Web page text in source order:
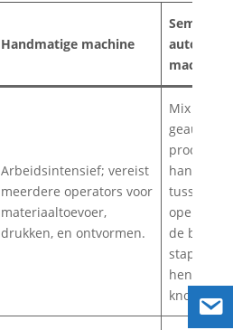
Handmatige machine
Semi-
machine
Arbeidsintensief; vereist
meerdere operators voor
materiaaltoevoer,
drukken, en ontvormen.
Mix van
operator
de
stappen
hendels of
knoppen.